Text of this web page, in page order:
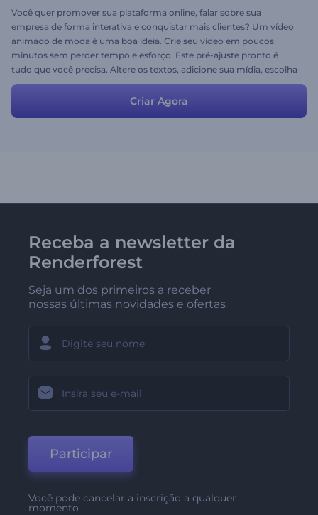
Você quer promover sua plataforma online, falar sobre sua
empresa de forma interativa e conquistar mais clientes? Um vídeo
animado de moda é uma boa ideia. Crie seu vídeo em poucos
minutos sem perder tempo e esforço. Este pré-ajuste pronto é
tudo que você precisa. Altere os textos, adicione sua mídia, escolha
o estilo e as cores e clique em visualizar!
Criar Agora
Receba a newsletter da
Renderforest
Seja um dos primeiros a receber
nossas últimas novidades e ofertas
Participar
Você pode cancelar a inscrição a qualquer
momento